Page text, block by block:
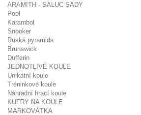
ARAMITH - SALUC SADY
Pool
Karambol
Snooker
Ruská pyramida
Brunswick
Dufferin
JEDNOTLIVÉ KOULE
Unikátní koule
Tréninkové koule
Náhradní hrací koule
KUFRY NA KOULE
MARKOVÁTKA